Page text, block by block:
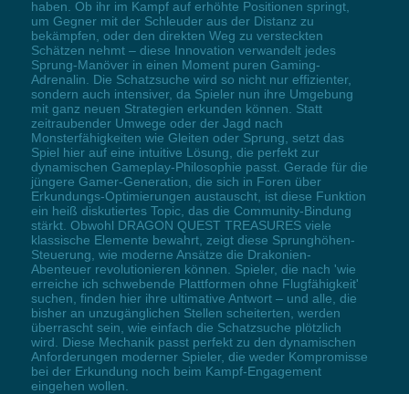
haben. Ob ihr im Kampf auf erhöhte Positionen springt,
um Gegner mit der Schleuder aus der Distanz zu
bekämpfen, oder den direkten Weg zu versteckten
Schätzen nehmt – diese Innovation verwandelt jedes
Sprung-Manöver in einen Moment puren Gaming-
Adrenalin. Die Schatzsuche wird so nicht nur effizienter,
sondern auch intensiver, da Spieler nun ihre Umgebung
mit ganz neuen Strategien erkunden können. Statt
zeitraubender Umwege oder der Jagd nach
Monsterfähigkeiten wie Gleiten oder Sprung, setzt das
Spiel hier auf eine intuitive Lösung, die perfekt zur
dynamischen Gameplay-Philosophie passt. Gerade für die
jüngere Gamer-Generation, die sich in Foren über
Erkundungs-Optimierungen austauscht, ist diese Funktion
ein heiß diskutiertes Topic, das die Community-Bindung
stärkt. Obwohl DRAGON QUEST TREASURES viele
klassische Elemente bewahrt, zeigt diese Sprunghöhen-
Steuerung, wie moderne Ansätze die Drakonien-
Abenteuer revolutionieren können. Spieler, die nach 'wie
erreiche ich schwebende Plattformen ohne Flugfähigkeit'
suchen, finden hier ihre ultimative Antwort – und alle, die
bisher an unzugänglichen Stellen scheiterten, werden
überrascht sein, wie einfach die Schatzsuche plötzlich
wird. Diese Mechanik passt perfekt zu den dynamischen
Anforderungen moderner Spieler, die weder Kompromisse
bei der Erkundung noch beim Kampf-Engagement
eingehen wollen.